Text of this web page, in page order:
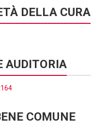
DELLA CURA
AUDITORIA
COMUNE